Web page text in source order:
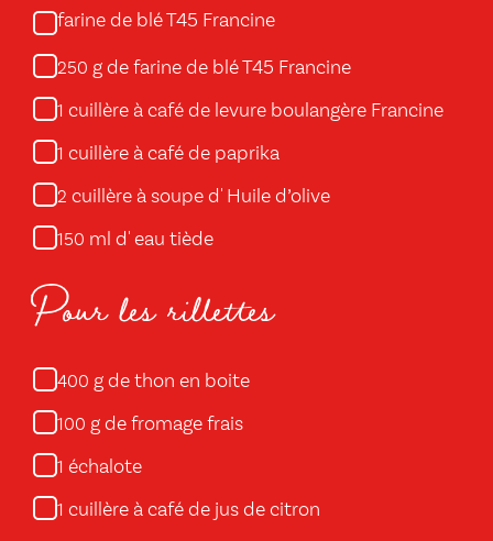
farine de blé T45 Francine
250 g de farine de blé T45 Francine
1 cuillère à café de levure boulangère Francine
1 cuillère à café de paprika
2 cuillère à soupe d' Huile d’olive
150 ml d' eau tiède
Pour les rillettes
400 g de thon en boite
100 g de fromage frais
1 échalote
1 cuillère à café de jus de citron